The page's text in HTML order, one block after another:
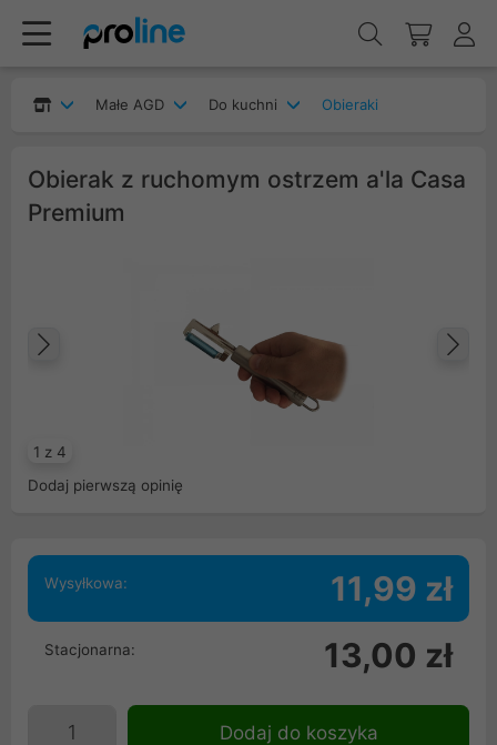
Małe AGD Do kuchni Obieraki
Obierak z ruchomym ostrzem a'la Casa
Premium
1 z 4
Poprzedni
Dodaj pierwszą opinię
Wysyłkowa: 11,99 zł
Stacjonarna: 13,00 zł
Dodaj do koszyka